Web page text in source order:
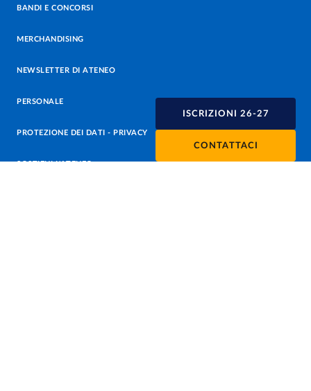
ISCRIZIONI 26-27
CONTATTACI
BANDI E CONCORSI
MERCHANDISING
NEWSLETTER DI ATENEO
PERSONALE
PROTEZIONE DEI DATI - PRIVACY
SOSTIENI L'ATENEO